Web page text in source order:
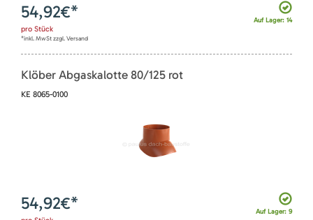
Auf Lager: 14
54,92€*
pro Stück
*inkl. MwSt zzgl. Versand
Klöber Abgaskalotte 80/125 rot
KE 8065-0100
Auf Lager: 9
54,92€*